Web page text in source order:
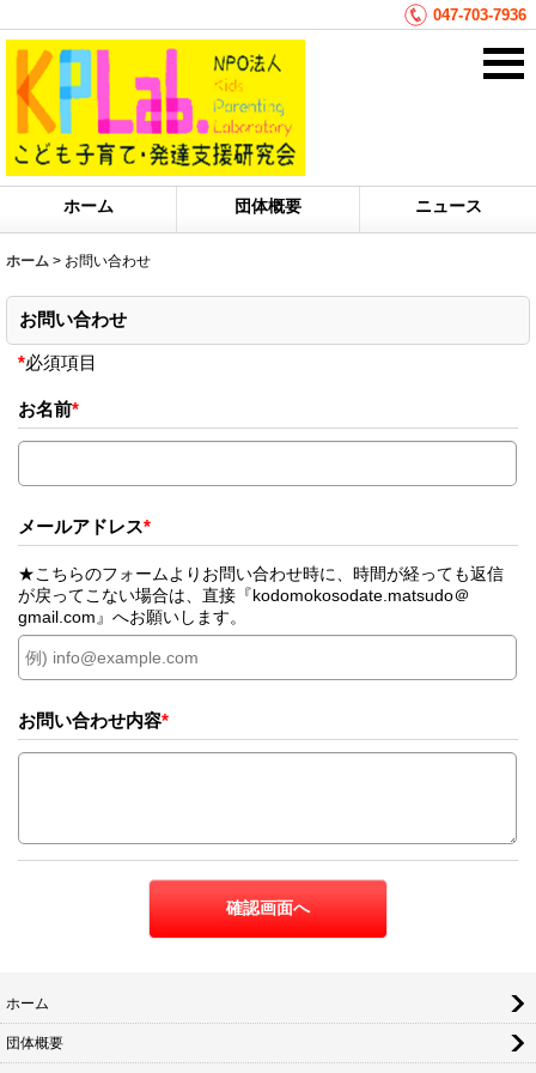
047-703-7936
ホーム 団体概要 ニュース
ホーム > お問い合わせ
お問い合わせ
*必須項目
お名前*
メールアドレス*
★こちらのフォームよりお問い合わせ時に、時間が経っても返信
が戻ってこない場合は、直接『kodomokosodate.matsudo＠
gmail.com』へお願いします。
お問い合わせ内容*
ホーム
団体概要